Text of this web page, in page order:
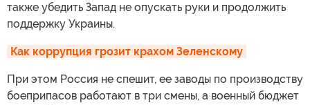
также убедить Запад не опускать руки и продолжить
поддержку Украины.
Как коррупция грозит крахом Зеленскому
При этом Россия не спешит, ее заводы по производству
боеприпасов работают в три смены, а военный бюджет